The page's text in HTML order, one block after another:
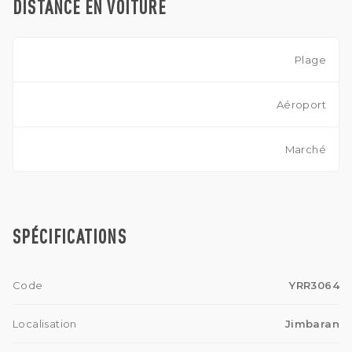
DISTANCE EN VOITURE
Plage
Aéroport
Marché
SPÉCIFICATIONS
Code YRR3064
Localisation Jimbaran